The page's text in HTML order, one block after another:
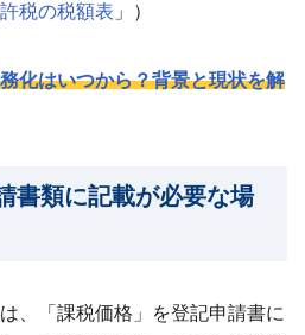
税の税額表 」）
化はいつから？背景と現状を解
書類に記載が必要な場
、「課税価格」を登記申請書に